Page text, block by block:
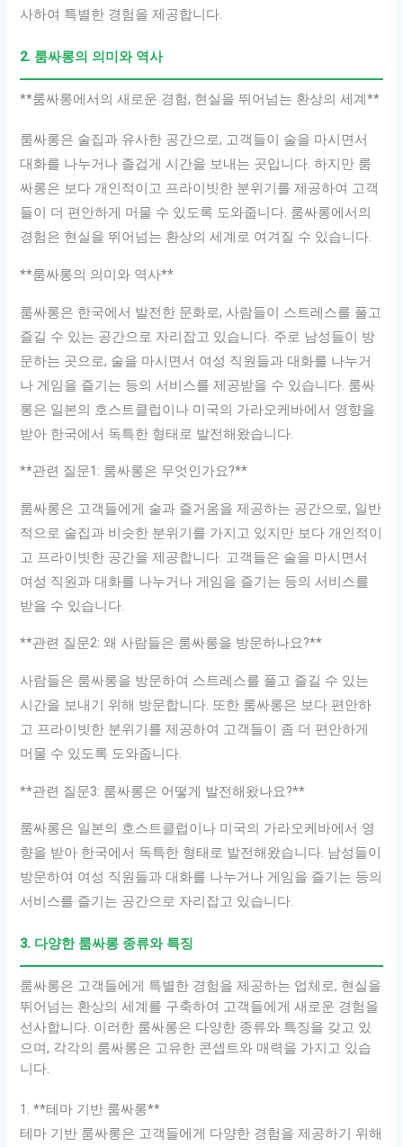
사하여 특별한 경험을 제공합니다.
2. 룸싸롱의 의미와 역사
**룸싸롱에서의 새로운 경험, 현실을 뛰어넘는 환상의 세계**
룸싸롱은 술집과 유사한 공간으로, 고객들이 술을 마시면서
대화를 나누거나 즐겁게 시간을 보내는 곳입니다. 하지만 룸
싸롱은 보다 개인적이고 프라이빗한 분위기를 제공하여 고객
들이 더 편안하게 머물 수 있도록 도와줍니다. 룸싸롱에서의
경험은 현실을 뛰어넘는 환상의 세계로 여겨질 수 있습니다.
**룸싸롱의 의미와 역사**
룸싸롱은 한국에서 발전한 문화로, 사람들이 스트레스를 풀고
즐길 수 있는 공간으로 자리잡고 있습니다. 주로 남성들이 방
문하는 곳으로, 술을 마시면서 여성 직원들과 대화를 나누거
나 게임을 즐기는 등의 서비스를 제공받을 수 있습니다. 룸싸
롱은 일본의 호스트클럽이나 미국의 가라오케바에서 영향을
받아 한국에서 독특한 형태로 발전해왔습니다.
**관련 질문1: 룸싸롱은 무엇인가요?**
룸싸롱은 고객들에게 술과 즐거움을 제공하는 공간으로, 일반
적으로 술집과 비슷한 분위기를 가지고 있지만 보다 개인적이
고 프라이빗한 공간을 제공합니다. 고객들은 술을 마시면서
여성 직원과 대화를 나누거나 게임을 즐기는 등의 서비스를
받을 수 있습니다.
**관련 질문2: 왜 사람들은 룸싸롱을 방문하나요?**
사람들은 룸싸롱을 방문하여 스트레스를 풀고 즐길 수 있는
시간을 보내기 위해 방문합니다. 또한 룸싸롱은 보다 편안하
고 프라이빗한 분위기를 제공하여 고객들이 좀 더 편안하게
머물 수 있도록 도와줍니다.
**관련 질문3: 룸싸롱은 어떻게 발전해왔나요?**
룸싸롱은 일본의 호스트클럽이나 미국의 가라오케바에서 영
향을 받아 한국에서 독특한 형태로 발전해왔습니다. 남성들이
방문하여 여성 직원들과 대화를 나누거나 게임을 즐기는 등의
서비스를 즐기는 공간으로 자리잡고 있습니다.
3. 다양한 룸싸롱 종류와 특징
룸싸롱은 고객들에게 특별한 경험을 제공하는 업체로, 현실을
뛰어넘는 환상의 세계를 구축하여 고객들에게 새로운 경험을
선사합니다. 이러한 룸싸롱은 다양한 종류와 특징을 갖고 있
으며, 각각의 룸싸롱은 고유한 콘셉트와 매력을 가지고 있습
니다.
1. **테마 기반 룸싸롱**
테마 기반 룸싸롱은 고객들에게 다양한 경험을 제공하기 위해